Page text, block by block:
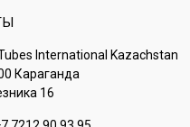
International Kazachstan
Караганда
16